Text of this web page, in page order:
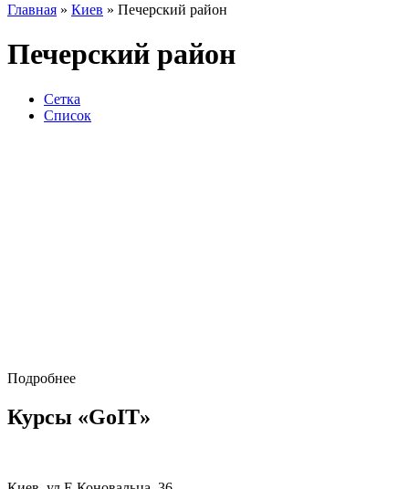
Главная » Киев » Печерский район
Печерский район
Сетка
Список
Подробнее
Курсы «GoIT»